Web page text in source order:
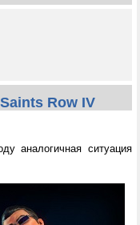
Row IV
аналогичная ситуация